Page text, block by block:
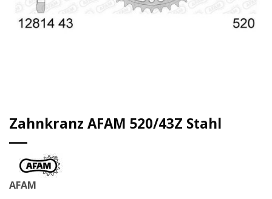
Zahnkranz AFAM 520/43Z Stahl
AFAM